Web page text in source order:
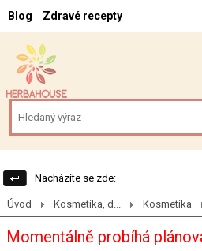
Blog Zdravé recepty
Nacházíte se zde:
Úvod Kosmetika, d... Kosmetika
Momentálně probíhá